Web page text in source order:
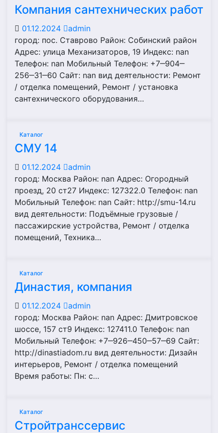
Компания сантехнических работ
01.12.2024
admin
город: пос. Ставрово Район: Собинский район
Адрес: улица Механизаторов, 19 Индекс: nan
Телефон: nan Мобильный Телефон: +7‒904‒
256‒31‒60 Сайт: nan вид деятельности: Ремонт
/ отделка помещений, Ремонт / установка
сантехнического оборудования…
Каталог
СМУ 14
01.12.2024
admin
город: Москва Район: nan Адрес: Огородный
проезд, 20 ст27 Индекс: 127322.0 Телефон: nan
Мобильный Телефон: nan Сайт: http://smu-14.ru
вид деятельности: Подъёмные грузовые /
пассажирские устройства, Ремонт / отделка
помещений, Техника…
Каталог
Династия, компания
01.12.2024
admin
город: Москва Район: nan Адрес: Дмитровское
шоссе, 157 ст9 Индекс: 127411.0 Телефон: nan
Мобильный Телефон: +7‒926‒450‒57‒69 Сайт:
http://dinastiadom.ru вид деятельности: Дизайн
интерьеров, Ремонт / отделка помещений
Время работы: Пн: с…
Каталог
Стройтранссервис